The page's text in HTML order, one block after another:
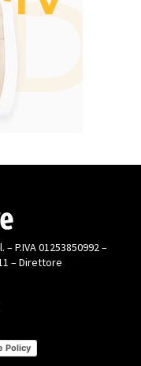
P.IVA 01253850992 –
– Direttore
Policy